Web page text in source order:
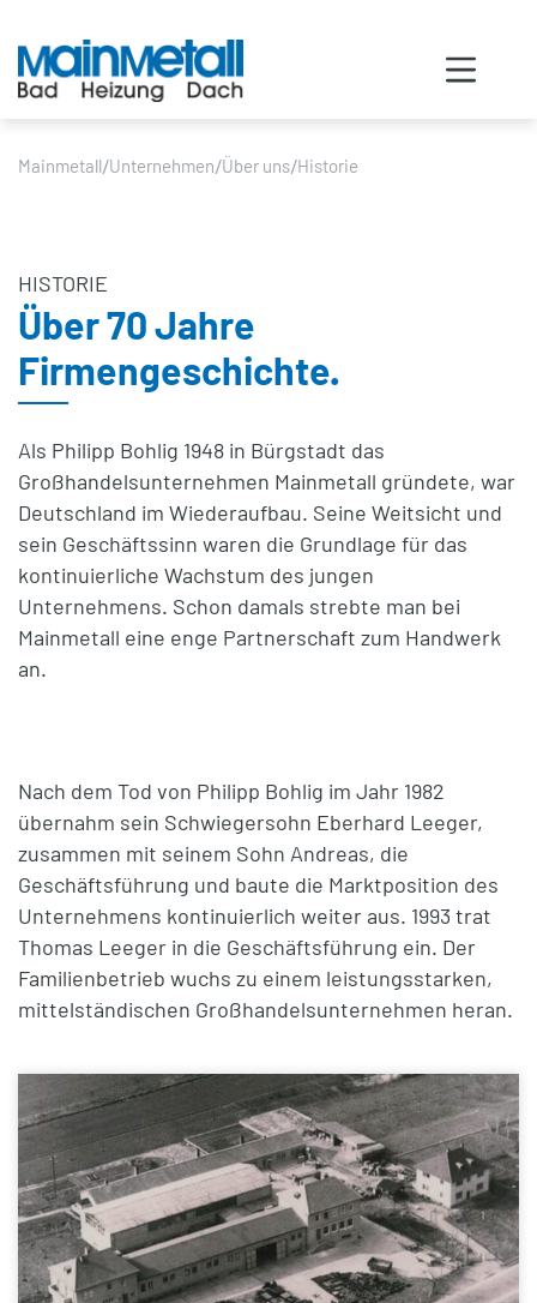
Mainmetall/Unternehmen/Über uns/Historie
HISTORIE
Über 70 Jahre
Firmengeschichte.
Als Philipp Bohlig 1948 in Bürgstadt das
Großhandelsunternehmen Mainmetall gründete, war
Deutschland im Wiederaufbau. Seine Weitsicht und
sein Geschäftssinn waren die Grundlage für das
kontinuierliche Wachstum des jungen
Unternehmens. Schon damals strebte man bei
Mainmetall eine enge Partnerschaft zum Handwerk
an.
Nach dem Tod von Philipp Bohlig im Jahr 1982
übernahm sein Schwiegersohn Eberhard Leeger,
zusammen mit seinem Sohn Andreas, die
Geschäftsführung und baute die Marktposition des
Unternehmens kontinuierlich weiter aus. 1993 trat
Thomas Leeger in die Geschäftsführung ein. Der
Familienbetrieb wuchs zu einem leistungsstarken,
mittelständischen Großhandelsunternehmen heran.